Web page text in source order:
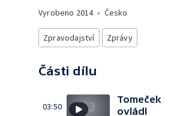
Vyrobeno 2014• Česko
Zpravodajství Zprávy
Části dílu
03:50
Tomeček
ovládl